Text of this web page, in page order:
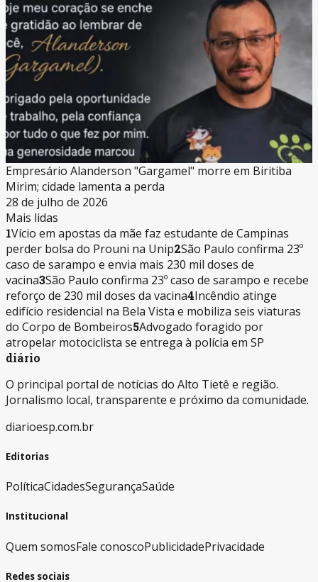
Empresário Alanderson "Gargamel" morre em Biritiba
Mirim; cidade lamenta a perda
28 de julho de 2026
Mais lidas
1Vício em apostas da mãe faz estudante de Campinas
perder bolsa do Prouni na Unip2São Paulo confirma 23º
caso de sarampo e envia mais 230 mil doses de
vacina3São Paulo confirma 23º caso de sarampo e recebe
reforço de 230 mil doses da vacina4Incêndio atinge
edifício residencial na Bela Vista e mobiliza seis viaturas
do Corpo de Bombeiros5Advogado foragido por
atropelar motociclista se entrega à polícia em SP
diário
O principal portal de notícias do Alto Tietê e região.
Jornalismo local, transparente e próximo da comunidade.
diarioesp.com.br
Editorias
PolíticaCidadesSegurançaSaúde
Institucional
Quem somosFale conoscoPublicidadePrivacidade
Redes sociais